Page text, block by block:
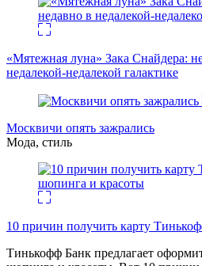
«Мятежная луна» Зака Снайдера:
недалекой-недалекой галактике
Москвичи опять зажрались
Мода, стиль
10 причин получить карту
Тинькофф Банк предлагает